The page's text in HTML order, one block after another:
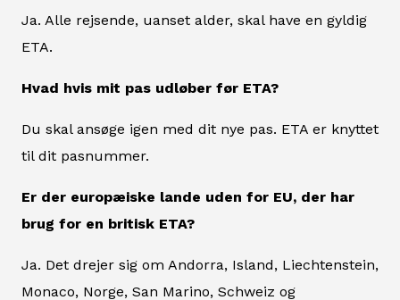
Ja. Alle rejsende, uanset alder, skal have en gyldig
ETA.
Hvad hvis mit pas udløber før ETA?
Du skal ansøge igen med dit nye pas. ETA er knyttet
til dit pasnummer.
Er der europæiske lande uden for EU, der har
brug for en britisk ETA?
Ja. Det drejer sig om Andorra, Island, Liechtenstein,
Monaco, Norge, San Marino, Schweiz og